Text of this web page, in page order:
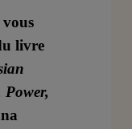
vous
livre